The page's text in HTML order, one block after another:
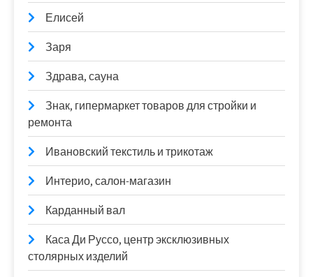
Елисей
Заря
Здрава, сауна
Знак, гипермаркет товаров для стройки и
ремонта
Ивановский текстиль и трикотаж
Интерио, салон-магазин
Карданный вал
Каса Ди Руссо, центр эксклюзивных
столярных изделий